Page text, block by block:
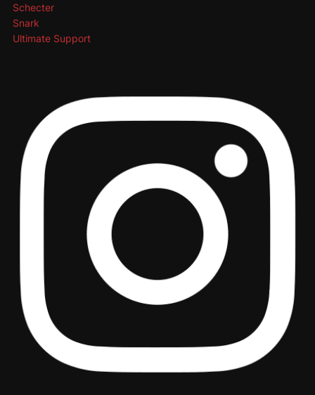
Schecter
Snark
Ultimate Support